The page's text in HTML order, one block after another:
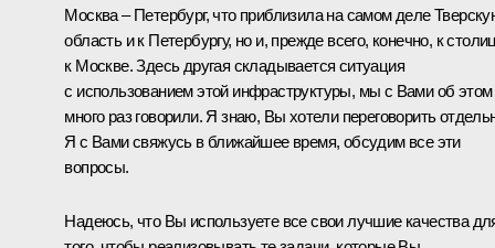
Москва – Петербург, что приблизила на самом деле
область и к Петербургу, но и, прежде всего, конечно, к
к Москве. Здесь другая складывается ситуация
с использованием этой инфраструктуры, мы с Вами об этом
много раз говорили. Я знаю, Вы хотели переговорить
Я с Вами свяжусь в ближайшее время, обсудим все эти
вопросы.
Надеюсь, что Вы используете все свои лучшие качества